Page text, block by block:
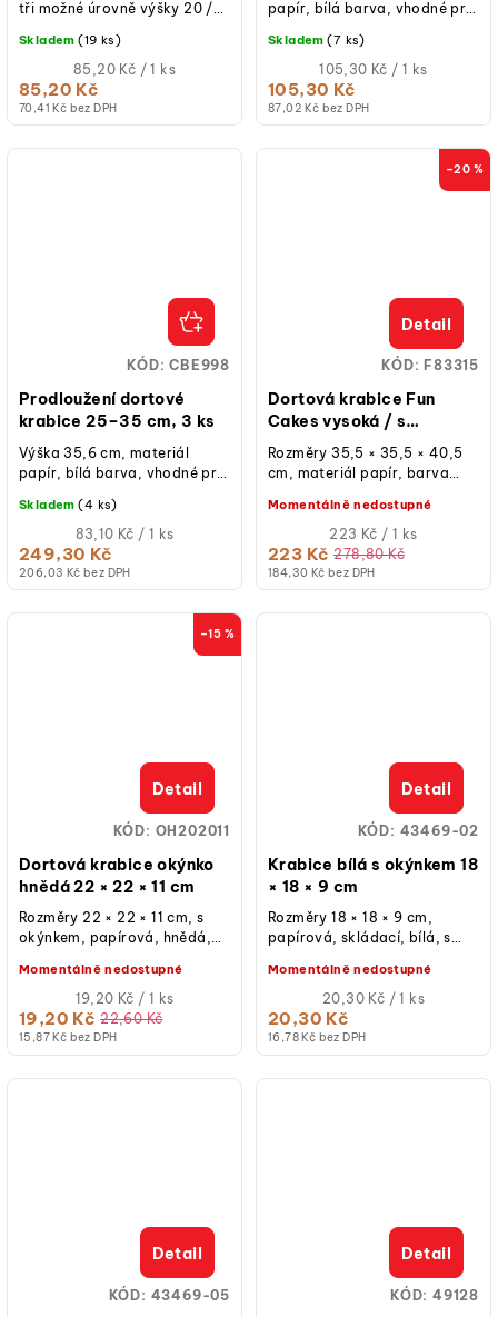
70,41 Kč bez DPH
85,20 Kč
Měrná
cena:
85,20 Kč / 1 ks
Skladem (19 ks)
tři možné úrovně výšky 20 /
barva, jednoduchá...
87,02 Kč bez DPH
105,30 Kč
Měrná
cena:
105,30 Kč / 1 ks
Skladem (7 ks)
papír, bílá barva, vhodné pro
velikosti 25 / 30 / 35 cm –...
Prodloužení dortové
krabice 25–35 cm, 3 ks
206,03 Kč bez DPH
249,30 Kč
Měrná
cena:
83,10 Kč / 1 ks
Skladem (4 ks)
Výška 35,6 cm, materiál
papír, bílá barva, vhodné pro
velikosti 25 / 30 / 35 cm –...
KÓD:CBE998
–20 %
Dortová krabice Fun
Cakes vysoká / s
okýnkem / svatební –
35,5 × 35,5 × 40,5 cm
184,30 Kč bez DPH
223 Kč 278,80 Kč
Měrná
cena:
223 Kč / 1 ks
Momentálně nedostupné
Detail
Rozměry 35,5 × 35,5 × 40,5
cm, materiál papír, barva
víko + dno + boční stěna...
KÓD: F83315
–15 %
Dortová krabice okýnko
hnědá 22 × 22 × 11 cm
15,87 Kč bez DPH
19,20 Kč 22,60 Kč
Měrná
cena:
19,20 Kč / 1 ks
Momentálně nedostupné
Detail
Rozměry 22 × 22 × 11 cm, s
okýnkem, papírová, hnědá,
výslužky, dodáváme v
rozloženém...
KÓD: OH202011
Krabice bílá s okýnkem 18
× 18 × 9 cm
16,78 Kč bez DPH
20,30 Kč
Měrná
cena:
20,30 Kč / 1 ks
Momentálně nedostupné
Detail
Rozměry 18 × 18 × 9 cm,
papírová, skládací, bílá, s
cukrářské výrobky, balení 1
KÓD: 43469-02
Detail
KÓD: 43469-05
Detail
KÓD: 49128